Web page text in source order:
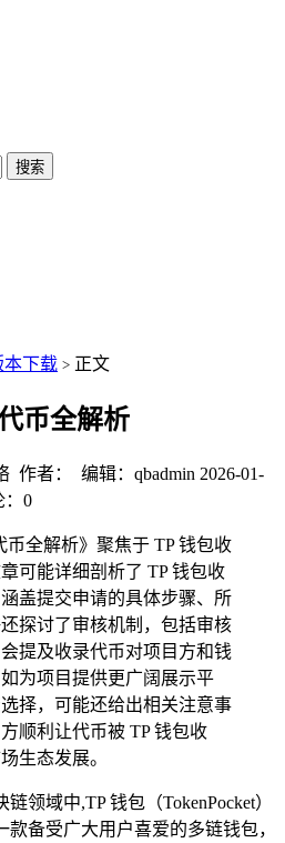
搜索
本下载 > 正文
币全解析
作者： 编辑：qbadmin 2026-01-
：0
币全解析》聚焦于 TP 钱包收
可能详细剖析了 TP 钱包收
盖提交申请的具体步骤、所
探讨了审核机制，包括审核
提及收录代币对项目方和钱
为项目提供更广阔展示平
择，可能还给出相关注意事
顺利让代币被 TP 钱包收
生态发展。
领域中,TP 钱包（TokenPocket）
备受广大用户喜爱的多链钱包，